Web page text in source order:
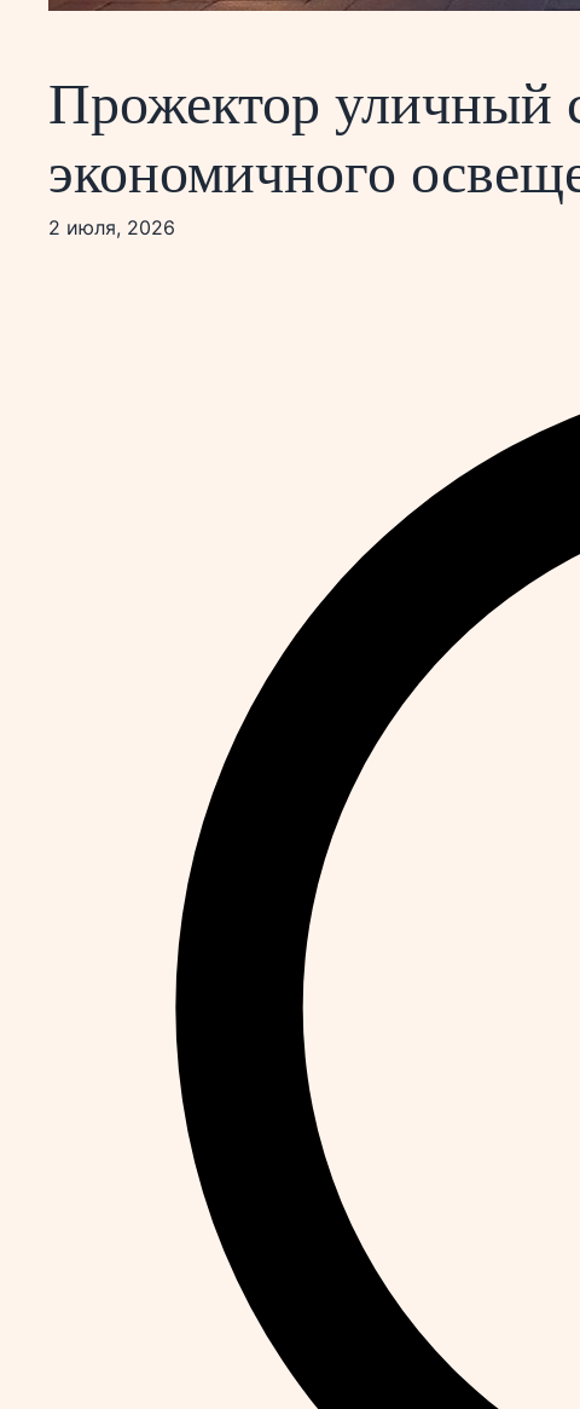
Прожектор уличный
экономичного
2 июля, 2026